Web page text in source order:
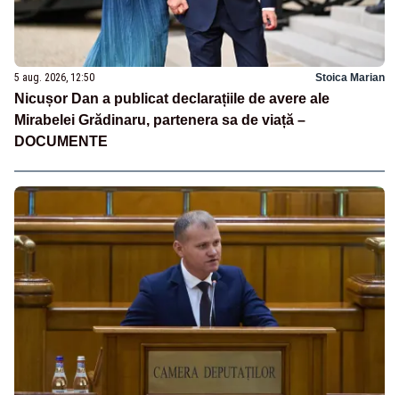
5 aug. 2026, 12:50 Stoica Marian
Nicușor Dan a publicat declarațiile de avere ale
Mirabelei Grădinaru, partenera sa de viață –
DOCUMENTE